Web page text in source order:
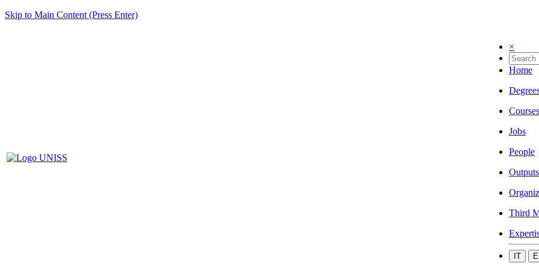
Skip to Main Content (Press Enter)
×
Home
Courses
Jobs
People
Outputs
Third
IT